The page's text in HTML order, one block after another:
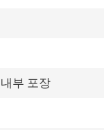
부 포장